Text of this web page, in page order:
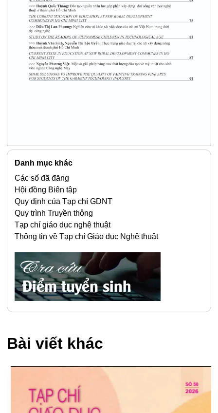
Danh mục khác
Các số đã đăng
Hội đồng Biên tập
Quy định của Tạp chí GDNT
Quy trình Truyền thông
Tạp chí giáo dục nghệ thuật
Thông tin về Tạp chí Giáo dục Nghệ thuật
Bài viết khác